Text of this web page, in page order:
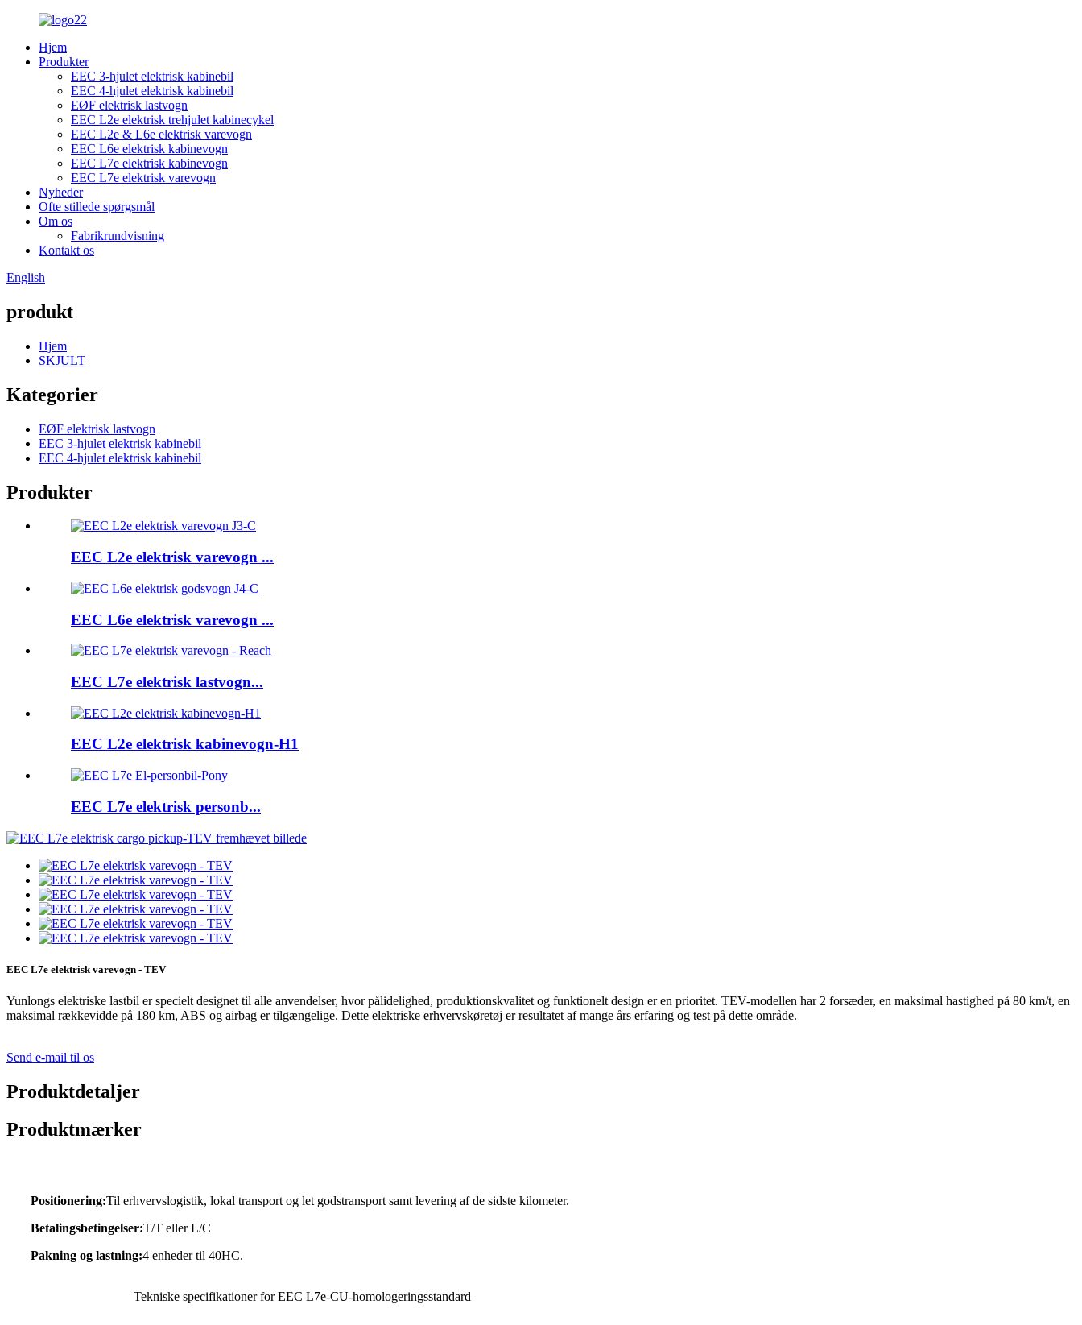
Hjem
Produkter
EEC 3-hjulet elektrisk kabinebil
EEC 4-hjulet elektrisk kabinebil
EØF elektrisk lastvogn
EEC L2e elektrisk trehjulet kabinecykel
EEC L2e & L6e elektrisk varevogn
EEC L6e elektrisk kabinevogn
EEC L7e elektrisk kabinevogn
EEC L7e elektrisk varevogn
Nyheder
Ofte stillede spørgsmål
Om os
Fabrikrundvisning
Kontakt os
English
produkt
Hjem
SKJULT
Kategorier
EØF elektrisk lastvogn
EEC 3-hjulet elektrisk kabinebil
EEC 4-hjulet elektrisk kabinebil
Produkter
EEC L2e elektrisk varevogn ...
EEC L6e elektrisk varevogn ...
EEC L7e elektrisk lastvogn...
EEC L2e elektrisk kabinevogn-H1
EEC L7e elektrisk personb...
EEC L7e elektrisk varevogn - TEV
Yunlongs elektriske lastbil er specielt designet til alle anvendelser, hvor pålidelighed, produktionskvalitet og funktionelt design er en prioritet. TEV-modellen har 2 forsæder, en maksimal hastighed på 80 km/t, en
maksimal rækkevidde på 180 km, ABS og airbag er tilgængelige. Dette elektriske erhvervskøretøj er resultatet af mange års erfaring og test på dette område.
Send e-mail til os
Produktdetaljer
Produktmærker
Positionering:Til erhvervslogistik, lokal transport og let godstransport samt levering af de sidste kilometer.
Betalingsbetingelser:T/T eller L/C
Pakning og lastning:4 enheder til 40HC.
Tekniske specifikationer for EEC L7e-CU-homologeringsstandard